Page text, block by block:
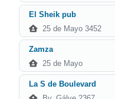
El Sheik pub
25 de Mayo 3452
Zamza
25 de Mayo
La S de Boulevard